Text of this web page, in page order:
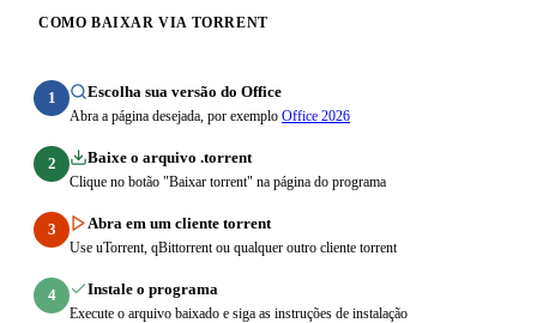
COMO BAIXAR VIA TORRENT
1 Escolha sua versão do Office
Abra a página desejada, por exemplo Office 2026
2 Baixe o arquivo .torrent
Clique no botão "Baixar torrent" na página do programa
3 Abra em um cliente torrent
Use uTorrent, qBittorrent ou qualquer outro cliente torrent
4 Instale o programa
Execute o arquivo baixado e siga as instruções de instalação